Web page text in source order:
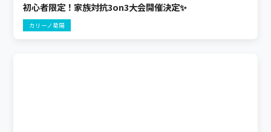
初心者限定！家族対抗3on3大会開催決定✨
カリーノ菊陽